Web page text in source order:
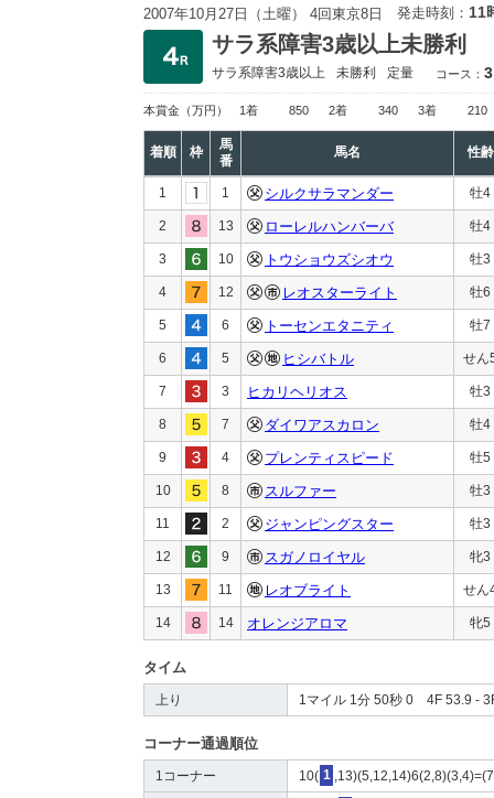
2007年10月27日（土曜） 4回東京8日 発走時刻： 11
サラ系障害3歳以上未勝利
サラ系障害3歳以上 未勝利 定量 コース：
本賞金 （万円） 1着 850 2着 340 3着 210
着順 枠
馬
番
馬名 性齢
1 1 シルクサラマンダー 牡4
2 13 ローレルハンバーバ 牡4
3 10 トウショウズシオウ 牡3
4 12 レオスターライト 牡6
5 6 トーセンエタニティ 牡7
6 5 ヒシバトル せん
7 3 ヒカリヘリオス 牡3
8 7 ダイワアスカロン 牡4
9 4 プレンティスピード 牡5
10 8 スルファー 牡3
11 2 ジャンピングスター 牡3
12 9 スガノロイヤル 牝3
13 11 レオブライト せん
14 14 オレンジアロマ 牝5
タイム
上り 1マイル 1分 50秒 0 4F 53.9 -
コーナー通過順位
1コーナー 10( 1